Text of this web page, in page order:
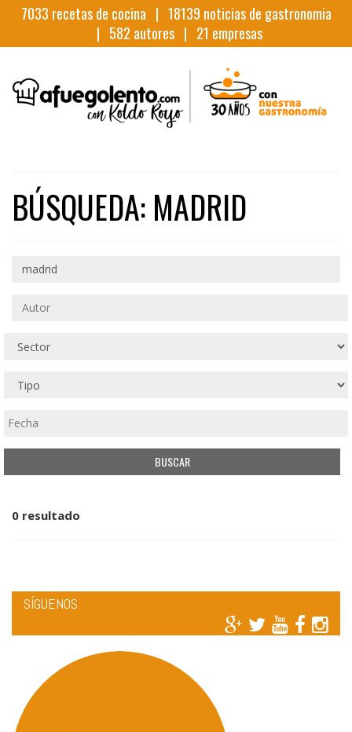
7033 recetas de cocina | 18139 noticias de gastronomia
| 582 autores | 21 empresas
BÚSQUEDA: MADRID
0 resultado
SÍGUENOS